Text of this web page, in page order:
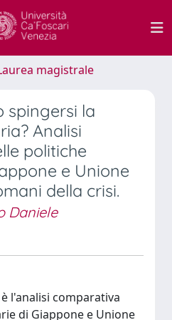
magistrale
spingersi la
Analisi
politiche
e Unione
della crisi.
Daniele
l'analisi comparativa
di Giappone e Unione